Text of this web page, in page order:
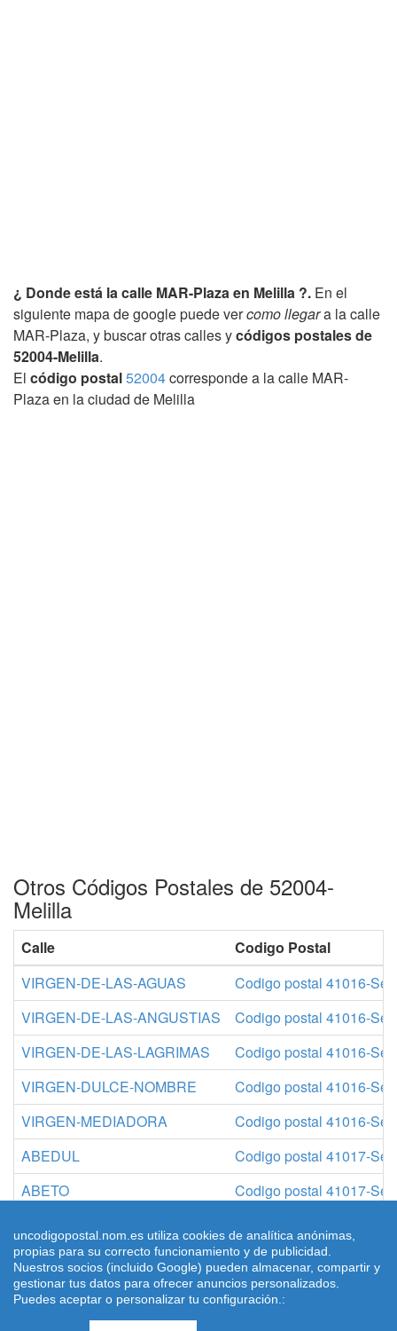
¿ Donde está la calle MAR-Plaza en Melilla ?. En el
siguiente mapa de google puede vercomo llegara la calle
MAR-Plaza, y buscar otras calles ycódigos postales de
52004-Melilla.
El código postal52004corresponde a la calle MAR-
Plaza en la ciudad de Melilla
Otros Códigos Postales de 52004-
Melilla
Calle
Codigo Postal
VIRGEN-DE-LAS-AGUAS
Codigo postal 41016-
VIRGEN-DE-LAS-ANGUSTIAS
Codigo postal 41016-
VIRGEN-DE-LAS-LAGRIMAS
Codigo postal 41016-
VIRGEN-DULCE-NOMBRE
Codigo postal 41016-
VIRGEN-MEDIADORA
Codigo postal 41016-
ABEDUL
Codigo postal 41017-
ABETO
Codigo postal 41017-
© 2026 uncodigopostal.nom.es, Códigos postales
de uso-Aviso Legal
uncodigopostal.nom.es utiliza cookies de analítica anónimas,
propias para su correcto funcionamiento y de publicidad.
Nuestros socios (incluido Google) pueden almacenar, compartir y
gestionar tus datos para ofrecer anuncios personalizados.
Puedes aceptar o personalizar tu configuración.: